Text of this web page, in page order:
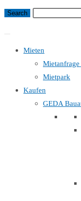
Mieten
Mietpark
Kaufen
GEDA